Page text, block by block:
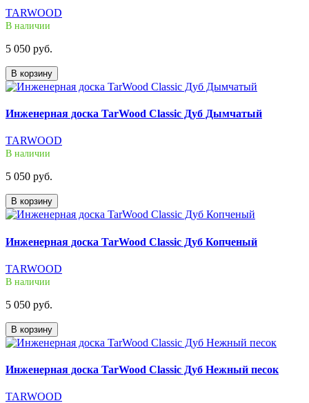
TARWOOD
В наличии
5 050 руб.
В корзину
Инженерная доска TarWood Classic Дуб Дымчатый
TARWOOD
В наличии
5 050 руб.
В корзину
Инженерная доска TarWood Classic Дуб Копченый
TARWOOD
В наличии
5 050 руб.
В корзину
Инженерная доска TarWood Classic Дуб Нежный песок
TARWOOD